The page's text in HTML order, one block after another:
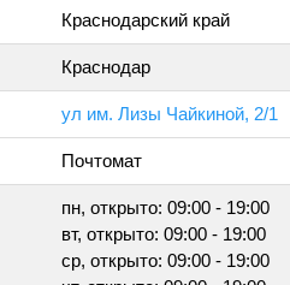
Краснодарский край
Краснодар
ул им. Лизы Чайкиной, 2/1
Почтомат
пн, открыто: 09:00 - 19:00
вт, открыто: 09:00 - 19:00
ср, открыто: 09:00 - 19:00